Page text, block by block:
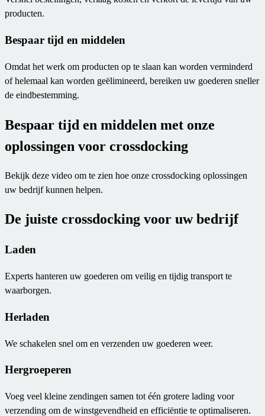
producten.
Bespaar tijd en middelen
Omdat het werk om producten op te slaan kan worden verminderd
of helemaal kan worden geëlimineerd, bereiken uw goederen sneller
de eindbestemming.
Bespaar tijd en middelen met onze
oplossingen voor crossdocking
Bekijk deze video om te zien hoe onze crossdocking oplossingen
uw bedrijf kunnen helpen.
De juiste crossdocking voor uw bedrijf
Laden
Experts hanteren uw goederen om veilig en tijdig transport te
waarborgen.
Herladen
We schakelen snel om en verzenden uw goederen weer.
Hergroeperen
Voeg veel kleine zendingen samen tot één grotere lading voor
verzending om de winstgevendheid en efficiëntie te optimaliseren.